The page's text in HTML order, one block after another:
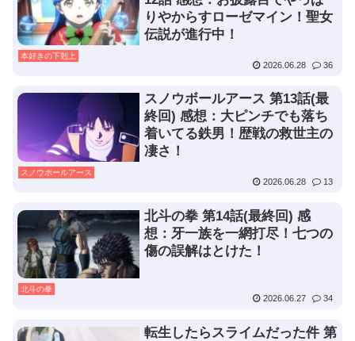
本好きの下剋上
りやからすローゼマイン！聖女
伝説が進行中！
2026.06.28 36
スノウボールアース
スノウボールアース 第13話(最
終回) 感想：大ピンチでも落ち
着いてる鉄男！歴戦の救世主の
凄さ！
2026.06.28 13
北斗の拳
北斗の拳 第14話(最終回) 感
想：牙一族を一網打尽！七つの
傷の誤解はとけた！
2026.06.27 34
転生したらスライムだった件 第